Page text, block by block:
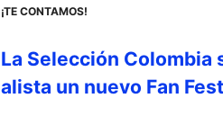
¡TE CONTAMOS!
La Selección Colombia
alista un nuevo Fan Fest